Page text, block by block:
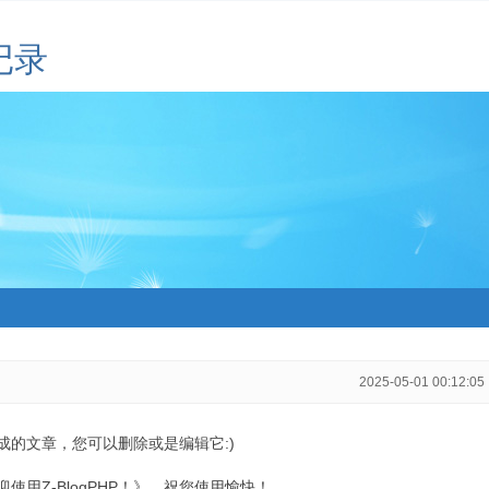
录
2025-05-01 00:12:05
的文章，您可以删除或是编辑它:)